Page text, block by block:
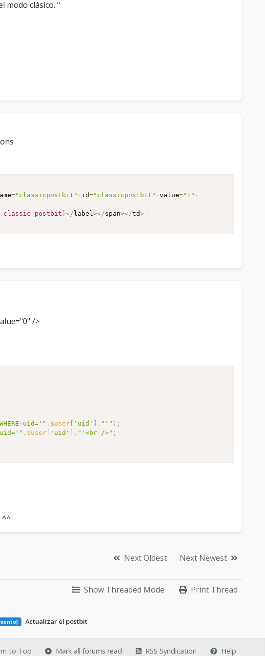
modo clásico. "
="classicpostbit" id="classicpostbit" value="1"
}</label></span></td>
/>
WHERE uid='" . $user [ 'uid' ] . "'" ) ;
uid='" . $user [ 'uid' ] . "'<br />" ;
^^
Next Oldest Next Newest
Show Threaded Mode Print Thread
Actualizar el postbit
to Top Mark all forums read RSS Syndication Help